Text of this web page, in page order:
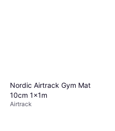
Nordic Airtrack Gym Mat
10cm 1x1m
Airtrack